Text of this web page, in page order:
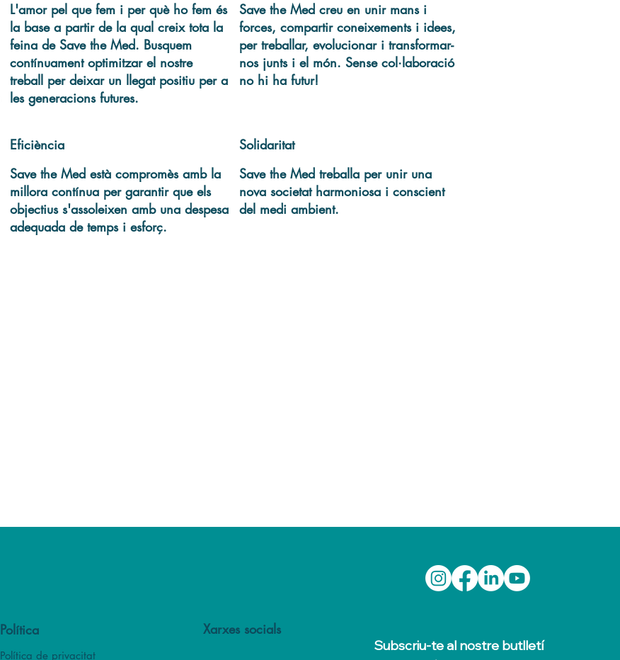
L'amor pel que fem i per què ho fem és
la base a partir de la qual creix tota la
feina de Save the Med. Busquem
contínuament optimitzar el nostre
treball per deixar un llegat positiu per a
les generacions futures.
Save the Med creu en unir mans i
forces, compartir coneixements i idees,
per treballar, evolucionar i transformar-
nos junts i el món. Sense col·laboració
no hi ha futur!
Eficiència
Save the Med està compromès amb la
millora contínua per garantir que els
objectius s'assoleixen amb una despesa
adequada de temps i esforç.
Solidaritat
Save the Med treballa per unir una
nova societat harmoniosa i conscient
del medi ambient.
Política
Política de privacitat
Xarxes socials
Subscriu-te al nostre butlletí